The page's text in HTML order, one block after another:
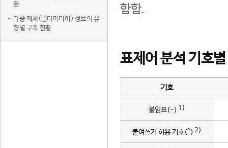
황
다중 매체(멀티미디어) 정보의 유
형별 구축 현황
함함.
표제어 분석 기호
기호
붙임표(-) 1)
붙여쓰기 허용 기호(^) 2)